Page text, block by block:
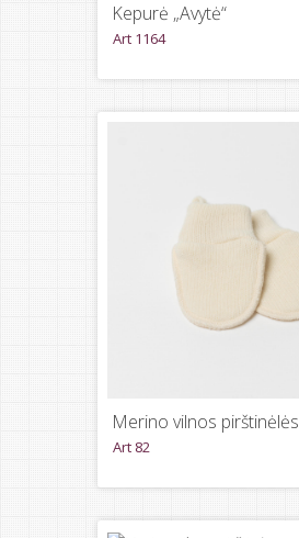
Kepurė „Avytė“
Art 1164
Merino vilnos pirštinėlės
Art 82